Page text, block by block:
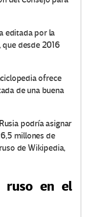
editada por la
que desde 2016
ofrece
de una buena
podría asignar
millones de
de Wikipedia,
ruso en el